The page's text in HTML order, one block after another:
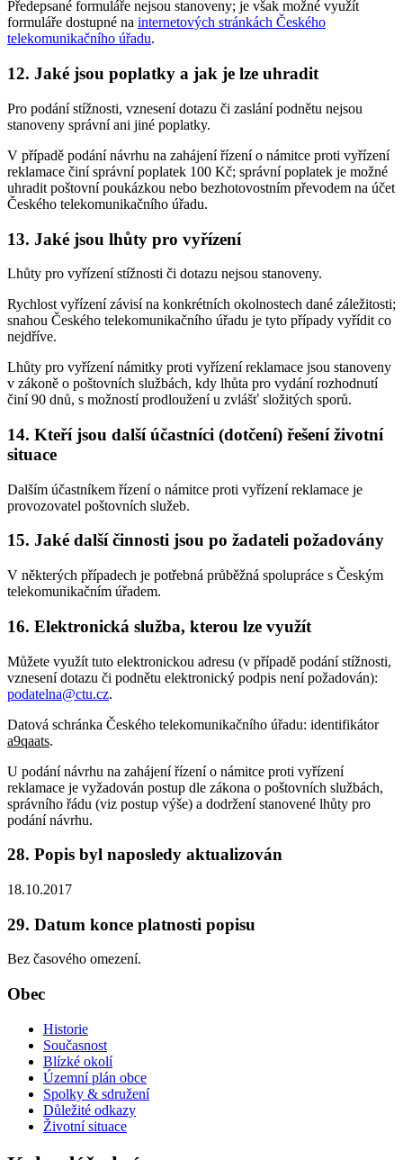
Předepsané formuláře nejsou stanoveny; je však možné využít
formuláře dostupné na internetových stránkách Českého
telekomunikačního úřadu.
12. Jaké jsou poplatky a jak je lze uhradit
Pro podání stížnosti, vznesení dotazu či zaslání podnětu nejsou
stanoveny správní ani jiné poplatky.
V případě podání návrhu na zahájení řízení o námitce proti vyřízení
reklamace činí správní poplatek 100 Kč; správní poplatek je možné
uhradit poštovní poukázkou nebo bezhotovostním převodem na účet
Českého telekomunikačního úřadu.
13. Jaké jsou lhůty pro vyřízení
Lhůty pro vyřízení stížnosti či dotazu nejsou stanoveny.
Rychlost vyřízení závisí na konkrétních okolnostech dané záležitosti;
snahou Českého telekomunikačního úřadu je tyto případy vyřídit co
nejdříve.
Lhůty pro vyřízení námitky proti vyřízení reklamace jsou stanoveny
v zákoně o poštovních službách, kdy lhůta pro vydání rozhodnutí
činí 90 dnů, s možností prodloužení u zvlášť složitých sporů.
14. Kteří jsou další účastníci (dotčení) řešení životní
situace
Dalším účastníkem řízení o námitce proti vyřízení reklamace je
provozovatel poštovních služeb.
15. Jaké další činnosti jsou po žadateli požadovány
V některých případech je potřebná průběžná spolupráce s Českým
telekomunikačním úřadem.
16. Elektronická služba, kterou lze využít
Můžete využít tuto elektronickou adresu (v případě podání stížnosti,
vznesení dotazu či podnětu elektronický podpis není požadován):
podatelna@ctu.cz.
Datová schránka Českého telekomunikačního úřadu: identifikátor
a9qaats.
U podání návrhu na zahájení řízení o námitce proti vyřízení
reklamace je vyžadován postup dle zákona o poštovních službách,
správního řádu (viz postup výše) a dodržení stanovené lhůty pro
podání návrhu.
28. Popis byl naposledy aktualizován
18.10.2017
29. Datum konce platnosti popisu
Bez časového omezení.
Obec
Historie
Současnost
Blízké okolí
Územní plán obce
Spolky & sdružení
Důležité odkazy
Životní situace